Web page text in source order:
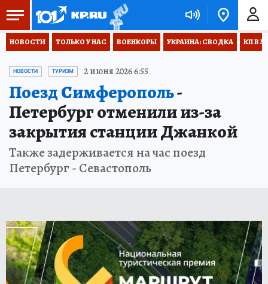
НОВОСТИ ТОЛЬКО У НАС ВОЕНКОРЫ УКРАИНА: СВОДКА КП В
НОВОСТИ ТУРИЗМ 2 июня 2026 6:55
Поезд Симферополь-
Петербург отменили из-за
закрытия станции Джанкой
Также задерживается на час поезд
Петербург - Севастополь